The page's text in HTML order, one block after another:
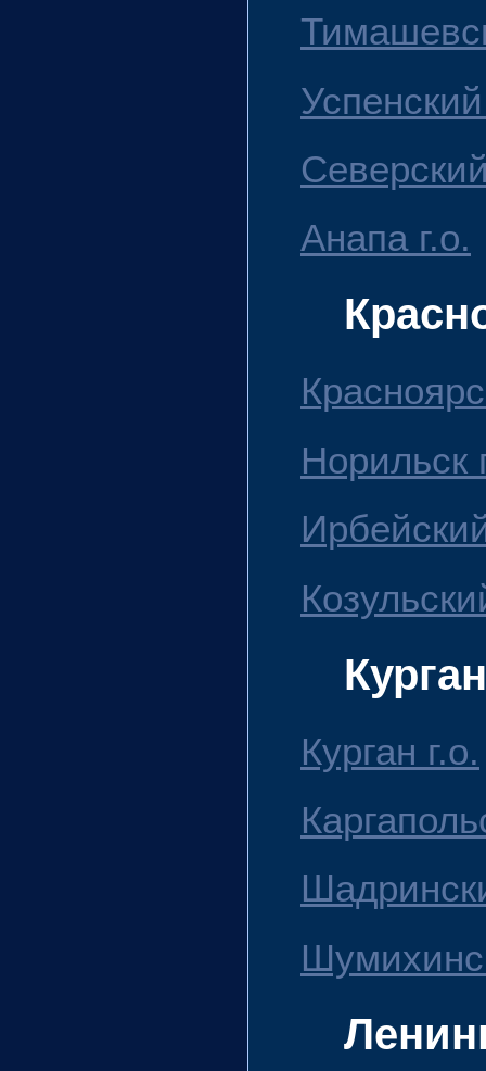
Анапа г.о.
Норильск
Курган г.о.